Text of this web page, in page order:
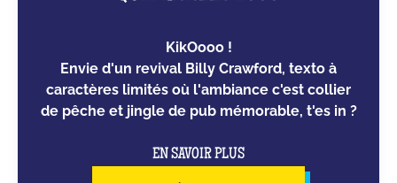
KikOooo !
Envie d'un revival Billy Crawford, texto à
caractères limités où l'ambiance c'est collier
de pêche et jingle de pub mémorable, t'es in ?
EN SAVOIR PLUS